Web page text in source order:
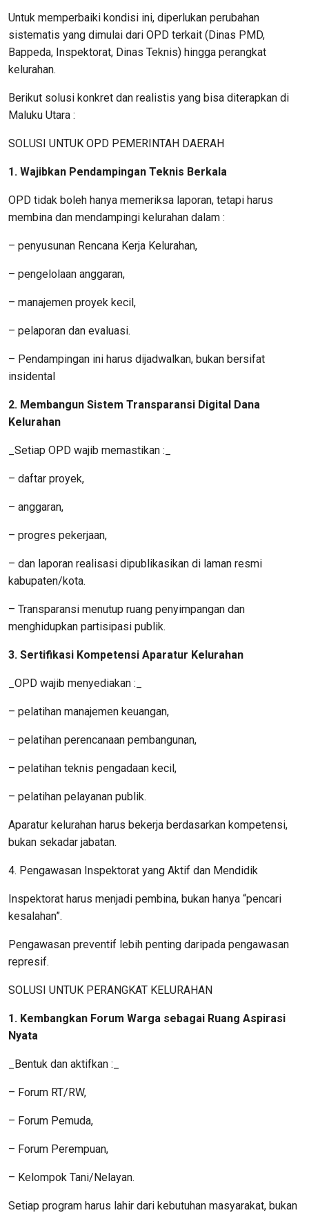
Untuk memperbaiki kondisi ini, diperlukan perubahan
sistematis yang dimulai dari OPD terkait (Dinas PMD,
Bappeda, Inspektorat, Dinas Teknis) hingga perangkat
kelurahan.
Berikut solusi konkret dan realistis yang bisa diterapkan di
Maluku Utara :
SOLUSI UNTUK OPD PEMERINTAH DAERAH
1. Wajibkan Pendampingan Teknis Berkala
OPD tidak boleh hanya memeriksa laporan, tetapi harus
membina dan mendampingi kelurahan dalam :
– penyusunan Rencana Kerja Kelurahan,
– pengelolaan anggaran,
– manajemen proyek kecil,
– pelaporan dan evaluasi.
– Pendampingan ini harus dijadwalkan, bukan bersifat
insidental
2. Membangun Sistem Transparansi Digital Dana
Kelurahan
_Setiap OPD wajib memastikan :_
– daftar proyek,
– anggaran,
– progres pekerjaan,
– dan laporan realisasi dipublikasikan di laman resmi
kabupaten/kota.
– Transparansi menutup ruang penyimpangan dan
menghidupkan partisipasi publik.
3. Sertifikasi Kompetensi Aparatur Kelurahan
_OPD wajib menyediakan :_
– pelatihan manajemen keuangan,
– pelatihan perencanaan pembangunan,
– pelatihan teknis pengadaan kecil,
– pelatihan pelayanan publik.
Aparatur kelurahan harus bekerja berdasarkan kompetensi,
bukan sekadar jabatan.
4. Pengawasan Inspektorat yang Aktif dan Mendidik
Inspektorat harus menjadi pembina, bukan hanya “pencari
kesalahan”.
Pengawasan preventif lebih penting daripada pengawasan
represif.
SOLUSI UNTUK PERANGKAT KELURAHAN
1. Kembangkan Forum Warga sebagai Ruang Aspirasi
Nyata
_Bentuk dan aktifkan :_
– Forum RT/RW,
– Forum Pemuda,
– Forum Perempuan,
– Kelompok Tani/Nelayan.
Setiap program harus lahir dari kebutuhan masyarakat, bukan